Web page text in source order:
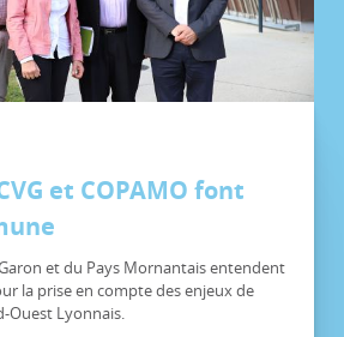
et COPAMO font
et du Pays Mornantais entendent
la prise en compte des enjeux de
Ouest Lyonnais.